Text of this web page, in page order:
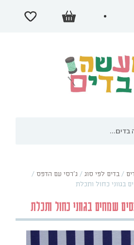
/בדים לפי סוג / ג'רסי עם הדפס /
בגווני כחול ותכלת
שמחים בגווני כחול ותכלת